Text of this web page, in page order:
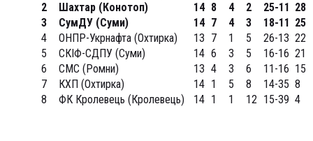
2
Шахтар (Конотоп) 14 8 4 2 25-11 28
3
СумДУ (Суми) 14 7 4 3 18-11 25
4
ОНПР-Укрнафта (Охтирка) 13 7 1 5 26-13 22
5
СКІФ-СДПУ (Суми) 14 6 3 5 16-16 21
6
СМС (Ромни) 13 4 3 6 11-16 15
7
КХП (Охтирка) 14 1 5 8 14-35 8
8
ФК Кролевець (Кролевець) 14 1 1 12 15-39 4